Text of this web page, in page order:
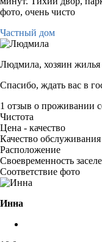
фото, очень чисто
Частный дом
Людмила, хозяин жилья
Спасибо, ждать вас в
1 отзыв о проживании
Чистота
Цена - качество
Качество обслуживания
Расположение
Своевременность
Соответствие фото
Инна